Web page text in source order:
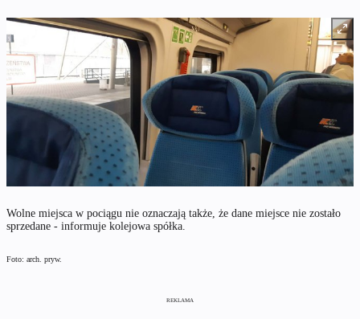
Wolne miejsca w pociągu nie oznaczają także, że dane miejsce nie zostało
sprzedane - informuje kolejowa spółka.
Foto: arch. pryw.
REKLAMA